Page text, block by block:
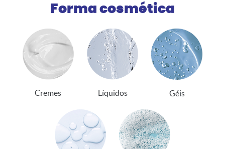
Forma cosmética
Cremes Líquidos Géis